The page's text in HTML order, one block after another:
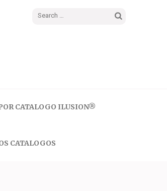
Search
CATALOGO ILUSION®
CATALOGOS